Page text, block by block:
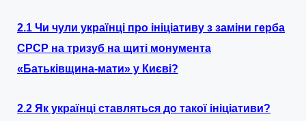
2.1 Чи чули українці про ініціативу з заміни герба
СРСР на тризуб на щиті монумента
«Батьківщина-мати» у Києві?
2.2 Як українці ставляться до такої ініціативи?